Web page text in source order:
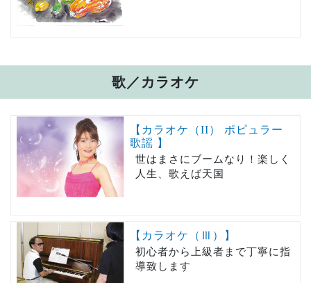
歌／カラオケ
【カラオケ（II） ポピュラー
歌謡 】
世はまさにブームなり！楽しく
人生、歌えば天国
【カラオケ（Ⅲ）】
初心者から上級者まで丁寧に指
導致します